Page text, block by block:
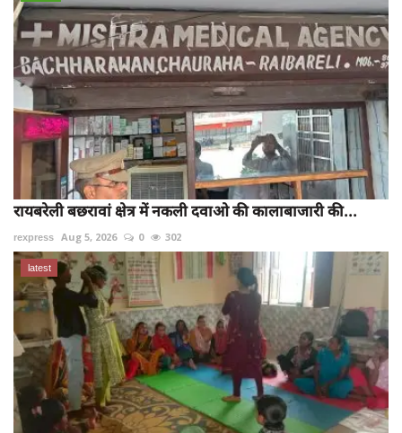
रायबरेली बछरावां क्षेत्र में नकली दवाओ की कालाबाजारी की...
rexpress Aug 5, 2026 0 302
latest